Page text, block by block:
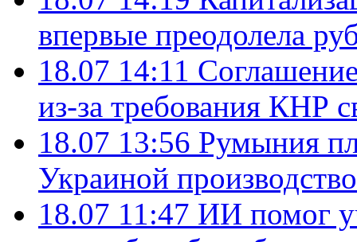
впервые преодолела
18.07 14:11
из-за требования КНР
18.07 13:56 Румыния
Украиной
18.07 11:47 ИИ помог